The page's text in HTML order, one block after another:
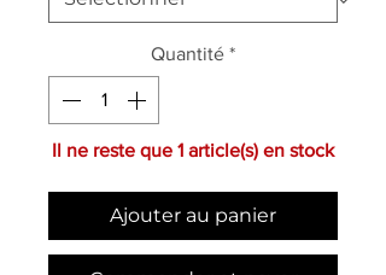
Quantité *
Il ne reste que 1 article(s) en stock
Ajouter au panier